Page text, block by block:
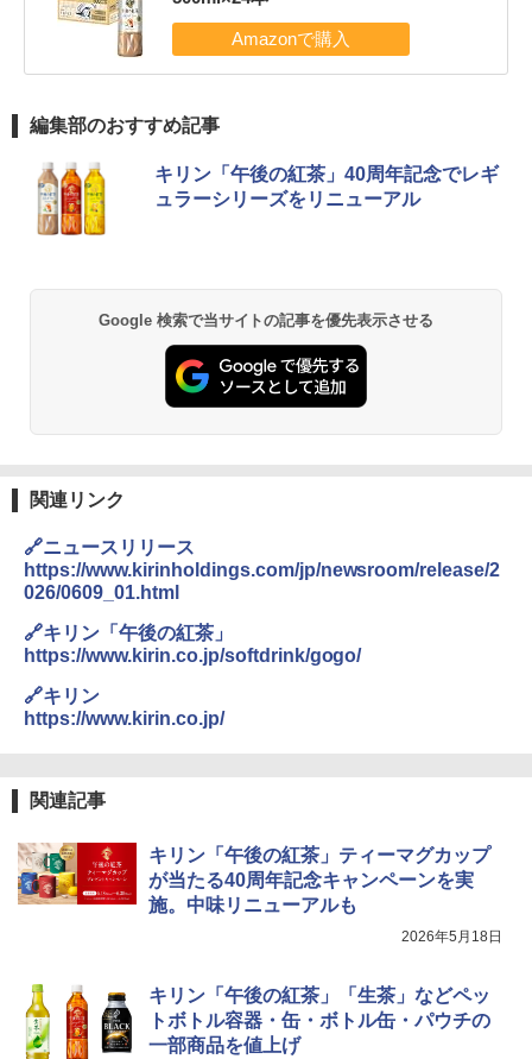
編集部のおすすめ記事
キリン「午後の紅茶」40周年記念でレギ
ュラーシリーズをリニューアル
Google 検索で当サイトの記事を優先表示させる
関連リンク
🔗ニュースリリース
https://www.kirinholdings.com/jp/newsroom/release/2
026/0609_01.html
🔗キリン「午後の紅茶」
https://www.kirin.co.jp/softdrink/gogo/
🔗キリン
https://www.kirin.co.jp/
関連記事
キリン「午後の紅茶」ティーマグカップ
が当たる40周年記念キャンペーンを実
施。中味リニューアルも
2026年5月18日
キリン「午後の紅茶」「生茶」などペッ
トボトル容器・缶・ボトル缶・パウチの
一部商品を値上げ